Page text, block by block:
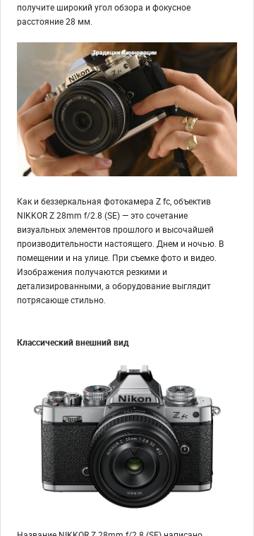
получите широкий угол обзора и фокусное
расстояние 28 мм.
Как и беззеркальная фотокамера Z fc, объектив
NIKKOR Z 28mm f/2.8 (SE) — это сочетание
визуальных элементов прошлого и высочайшей
производительности настоящего. Днем и ночью. В
помещении и на улице. При съемке фото и видео.
Изображения получаются резкими и
детализированными, а оборудование выглядит
потрясающе стильно.
Классический внешний вид